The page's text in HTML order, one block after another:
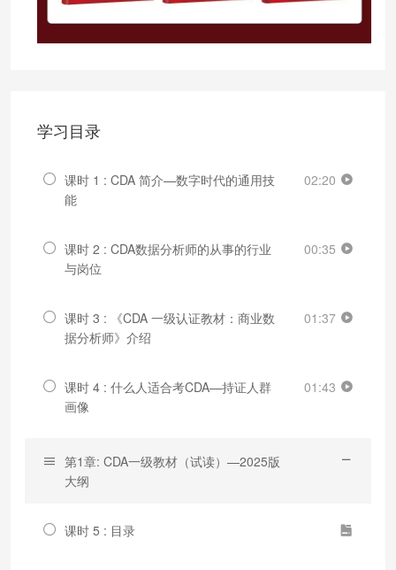
学习目录
课时 1 : CDA 简介—数字时代的通用技
能
02:20
课时 2 : CDA数据分析师的从事的行业
与岗位
00:35
课时 3 : 《CDA 一级认证教材：商业数
据分析师》介绍
01:37
课时 4 : 什么人适合考CDA—持证人群
画像
01:43
第1章: CDA一级教材（试读）—2025版
大纲
课时 5 : 目录